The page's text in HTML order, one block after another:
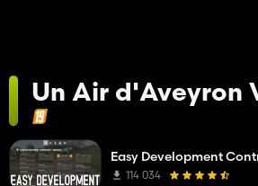
Un Air d'Aveyron
Easy Development
114 034